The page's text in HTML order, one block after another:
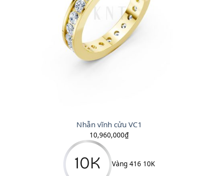
Nhẫn vĩnh cửu VC1
10,960,000₫
Vàng 416 10K